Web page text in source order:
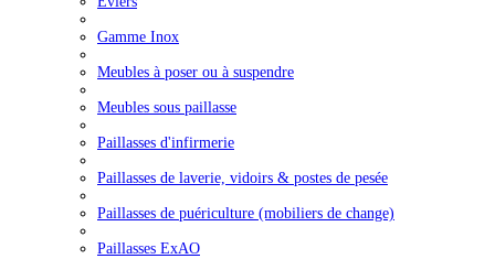
Gamme Inox
Meubles à poser ou à suspendre
Meubles sous paillasse
Paillasses d'infirmerie
Paillasses de laverie, vidoirs & postes de pesée
Paillasses de puériculture (mobiliers de change)
Paillasses ExAO